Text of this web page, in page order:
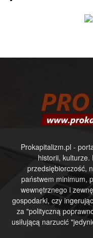
Prokapitalizm.pl -
historii, kulturze.
przedsiębiorczość,
państwem minimum,
wewnętrznego i
gospodarki, czy
za "polityczną
usiłującą narzucić